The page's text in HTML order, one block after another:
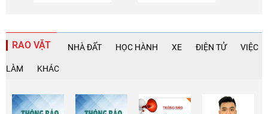
RAO VẶT NHÀ ĐẤT HỌC HÀNH XE ĐIỆN TỬ VIỆC
LÀM KHÁC